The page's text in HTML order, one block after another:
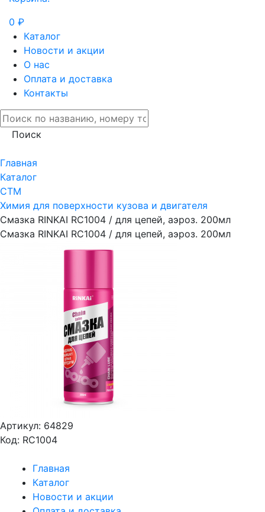
0 ₽
Каталог
Новости и акции
О нас
Оплата и доставка
Контакты
Поиск
Главная
Каталог
СТМ
Химия для поверхности кузова и двигателя
Смазка RINKAI RC1004 / для цепей, аэроз. 200мл
Смазка RINKAI RC1004 / для цепей, аэроз. 200мл
Артикул: 64829
Код: RC1004
Главная
Каталог
Новости и акции